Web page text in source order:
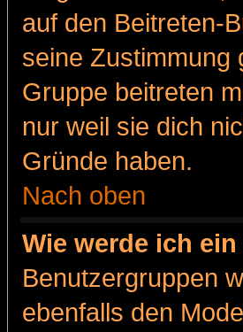
auf den Beitreten-
seine Zustimmung
Gruppe beitreten
nur weil sie dich
Gründe haben.
Nach oben
Wie werde ich
Benutzergruppen
ebenfalls den